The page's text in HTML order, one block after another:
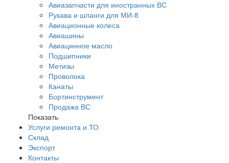
Авиазапчасти для иностранных ВС
Рукава и шланги для МИ-8
Авиационные колеса
Авиашины
Авиацинное масло
Подшипники
Метизы
Проволока
Канаты
Бортинструмент
Продажа ВС
Показать
Услуги ремонта и ТО
Склад
Экспорт
Контакты